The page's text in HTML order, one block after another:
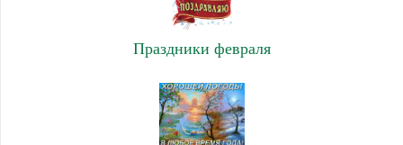
Праздники февраля